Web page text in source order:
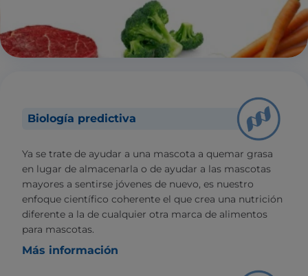
Biología predictiva
Ya se trate de ayudar a una mascota a quemar grasa
en lugar de almacenarla o de ayudar a las mascotas
mayores a sentirse jóvenes de nuevo, es nuestro
enfoque científico coherente el que crea una nutrición
diferente a la de cualquier otra marca de alimentos
para mascotas.
Más información